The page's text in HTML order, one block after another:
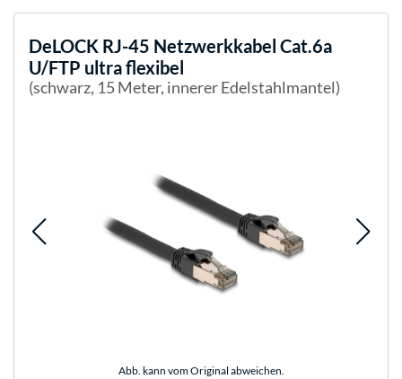
DeLOCK RJ-45 Netzwerkkabel Cat.6a
U/FTP ultra flexibel
(schwarz, 15 Meter, innerer Edelstahlmantel)
Abb. kann vom Original abweichen.